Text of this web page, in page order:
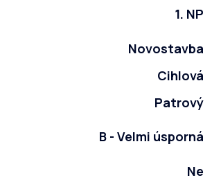
1. NP
Novostavba
Cihlová
Patrový
B - Velmi úsporná
Ne